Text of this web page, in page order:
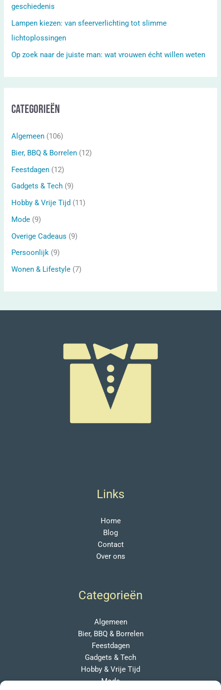
geschiedenis
Lampen kiezen: van sfeerverlichting tot slimme
lichtoplossingen
Op zoek naar de juiste man: wat vrouwen écht willen weten
Categorieën
Algemeen (106)
Bier, BBQ & Borrelen (12)
Feestdagen (12)
Gadgets & Tech (9)
Hobby & Vrije Tijd (11)
Mode (9)
Overige Cadeaus (9)
Persoonlijk (9)
Wonen & Lifestyle (7)
Links
Home
Blog
Contact
Over ons
Categorieën
Algemeen
Bier, BBQ & Borrelen
Feestdagen
Gadgets & Tech
Hobby & Vrije Tijd
Mode